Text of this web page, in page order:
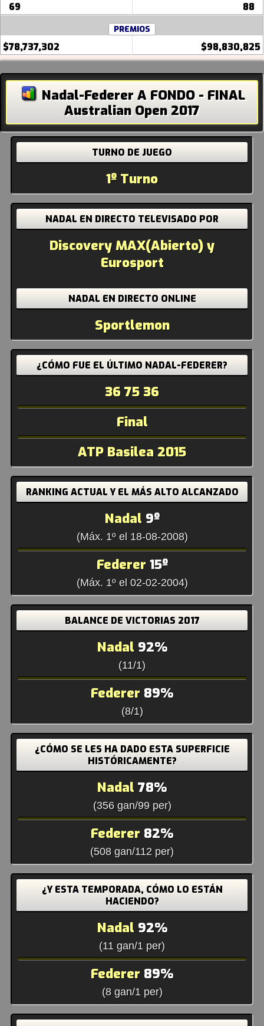
69 88
PREMIOS
$78,737,302 $98,830,825
Nadal-Federer A FONDO - FINAL
Australian Open 2017
TURNO DE JUEGO
1º Turno
NADAL EN DIRECTO TELEVISADO POR
Discovery MAX(Abierto) y
Eurosport
NADAL EN DIRECTO ONLINE
Sportlemon
¿CÓMO FUE EL ÚLTIMO NADAL-FEDERER?
36 75 36
Final
ATP Basilea 2015
RANKING ACTUAL Y EL MÁS ALTO ALCANZADO
Nadal 9º
(Máx. 1º el 18-08-2008)
Federer 15º
(Máx. 1º el 02-02-2004)
BALANCE DE VICTORIAS 2017
Nadal 92%
(11/1)
Federer 89%
(8/1)
¿CÓMO SE LES HA DADO ESTA SUPERFICIE
HISTÓRICAMENTE?
Nadal 78%
(356 gan/99 per)
Federer 82%
(508 gan/112 per)
¿Y ESTA TEMPORADA, CÓMO LO ESTÁN
HACIENDO?
Nadal 92%
(11 gan/1 per)
Federer 89%
(8 gan/1 per)